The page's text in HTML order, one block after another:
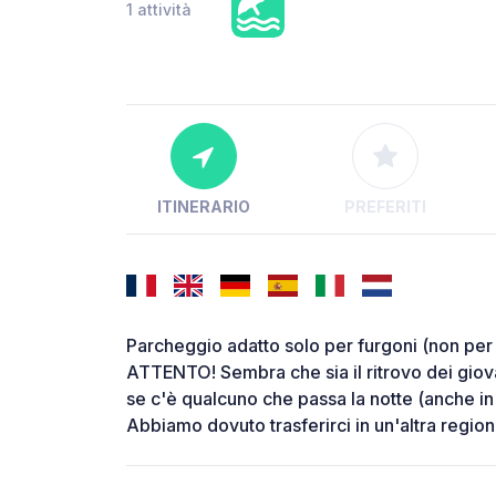
1 attività
ITINERARIO PREFERITI
Parcheggio adatto solo per furgoni (non
ATTENTO! Sembra che sia il ritrovo dei
se c'è qualcuno che passa la notte (anche
Abbiamo dovuto trasferirci in un'altra